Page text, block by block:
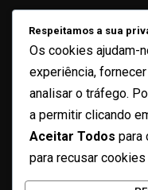
Sobre
Quem Somos
Ficha Técnica
Respeitamos a sua
Os cookies ajudam-
experiência,
analisar o tráfego.
a permitir clicando
Aceitar Todos para
para recusar